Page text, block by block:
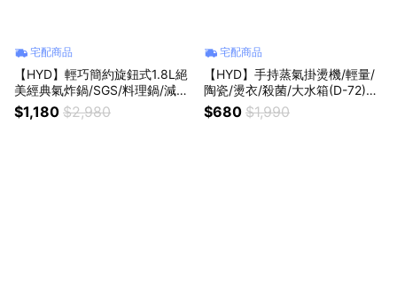
宅配商品
【HYD】輕巧簡約旋鈕式1.8L絕
美經典氣炸鍋/SGS/料理鍋/減油/
健康(D-552A)｜生日禮｜喬遷禮
｜小資族｜
$1,180 $2,980
宅配商品
【HYD】手持蒸氣掛燙機/輕量/
陶瓷/燙衣/殺菌/大水箱(D-72)｜
生日禮｜喬遷禮｜小資族｜
$680 $1,990